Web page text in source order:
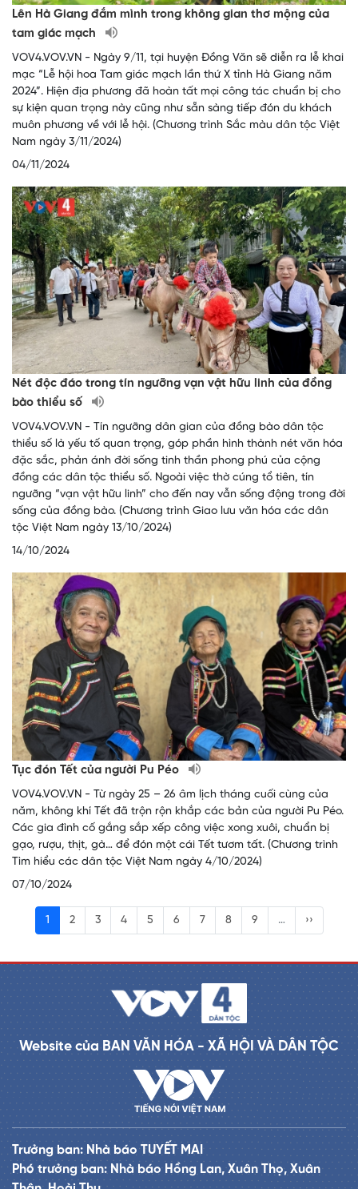
Lên Hà Giang đắm mình trong không gian thơ mộng của
tam giác mạch
VOV4.VOV.VN - Ngày 9/11, tại huyện Đồng Văn sẽ diễn ra lễ khai
mạc “Lễ hội hoa Tam giác mạch lần thứ X tỉnh Hà Giang năm
2024”. Hiện địa phương đã hoàn tất mọi công tác chuẩn bị cho
sự kiện quan trọng này cũng như sẵn sàng tiếp đón du khách
muôn phương về với lễ hội. (Chương trình Sắc màu dân tộc Việt
Nam ngày 3/11/2024)
04/11/2024
Nét độc đáo trong tín ngưỡng vạn vật hữu linh của đồng
bào thiểu số
VOV4.VOV.VN - Tín ngưỡng dân gian của đồng bào dân tộc
thiểu số là yếu tố quan trọng, góp phần hình thành nét văn hóa
đặc sắc, phản ánh đời sống tinh thần phong phú của cộng
đồng các dân tộc thiểu số. Ngoài việc thờ cúng tổ tiên, tín
ngưỡng “vạn vật hữu linh” cho đến nay vẫn sống động trong đời
sống của đồng bào. (Chương trình Giao lưu văn hóa các dân
tộc Việt Nam ngày 13/10/2024)
14/10/2024
Tục đón Tết của người Pu Péo
VOV4.VOV.VN - Từ ngày 25 – 26 âm lịch tháng cuối cùng của
năm, không khí Tết đã trộn rộn khắp các bản của người Pu Péo.
Các gia đình cố gắng sắp xếp công việc xong xuôi, chuẩn bị
gạo, rượu, thịt, gà… để đón một cái Tết tươm tất. (Chương trình
Tìm hiểu các dân tộc Việt Nam ngày 4/10/2024)
07/10/2024
1 2 3 4 5 6 7 8 9 … ››
Website của BAN VĂN HÓA - XÃ HỘI VÀ DÂN TỘC
Trưởng ban: Nhà báo TUYẾT MAI
Phó trưởng ban: Nhà báo Hồng Lan, Xuân Thọ, Xuân